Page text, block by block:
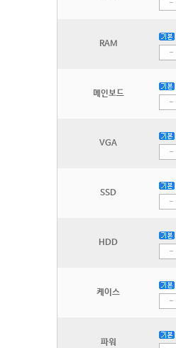
RAM
메인보드
VGA
SSD
HDD
케이스
파워